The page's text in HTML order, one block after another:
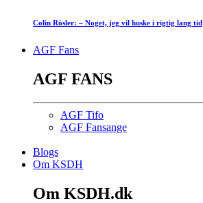
Colin Rösler: – Noget, jeg vil huske i rigtig lang tid
AGF Fans
AGF FANS
AGF Tifo
AGF Fansange
Blogs
Om KSDH
Om KSDH.dk